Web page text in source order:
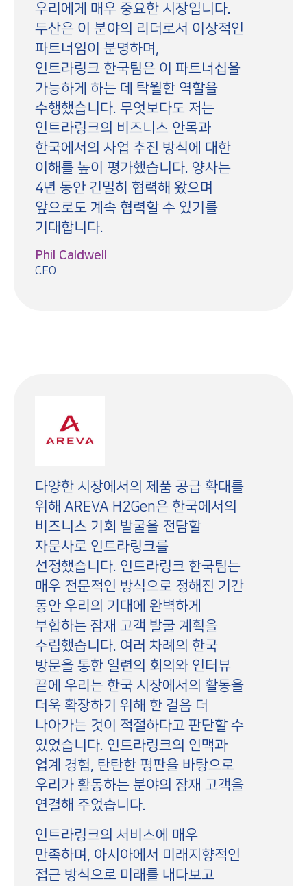
우리에게 매우 중요한 시장입니다.
두산은 이 분야의 리더로서 이상적인
파트너임이 분명하며,
인트라링크 한국팀은 이 파트너십을
가능하게 하는 데 탁월한 역할을
수행했습니다. 무엇보다도 저는
인트라링크의 비즈니스 안목과
한국에서의 사업 추진 방식에 대한
이해를 높이 평가했습니다. 양사는
4년 동안 긴밀히 협력해 왔으며
앞으로도 계속 협력할 수 있기를
기대합니다.
Phil Caldwell
CEO
다양한 시장에서의 제품 공급 확대를
위해 AREVA H2Gen은 한국에서의
비즈니스 기회 발굴을 전담할
자문사로 인트라링크를
선정했습니다. 인트라링크 한국팀는
매우 전문적인 방식으로 정해진 기간
동안 우리의 기대에 완벽하게
부합하는 잠재 고객 발굴 계획을
수립했습니다. 여러 차례의 한국
방문을 통한 일련의 회의와 인터뷰
끝에 우리는 한국 시장에서의 활동을
더욱 확장하기 위해 한 걸음 더
나아가는 것이 적절하다고 판단할 수
있었습니다. 인트라링크의 인맥과
업계 경험, 탄탄한 평판을 바탕으로
우리가 활동하는 분야의 잠재 고객을
연결해 주었습니다.
인트라링크의 서비스에 매우
만족하며, 아시아에서 미래지향적인
접근 방식으로 미래를 내다보고